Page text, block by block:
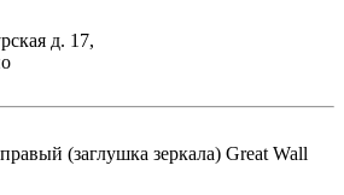
д. 17,
(заглушка зеркала) Great Wall